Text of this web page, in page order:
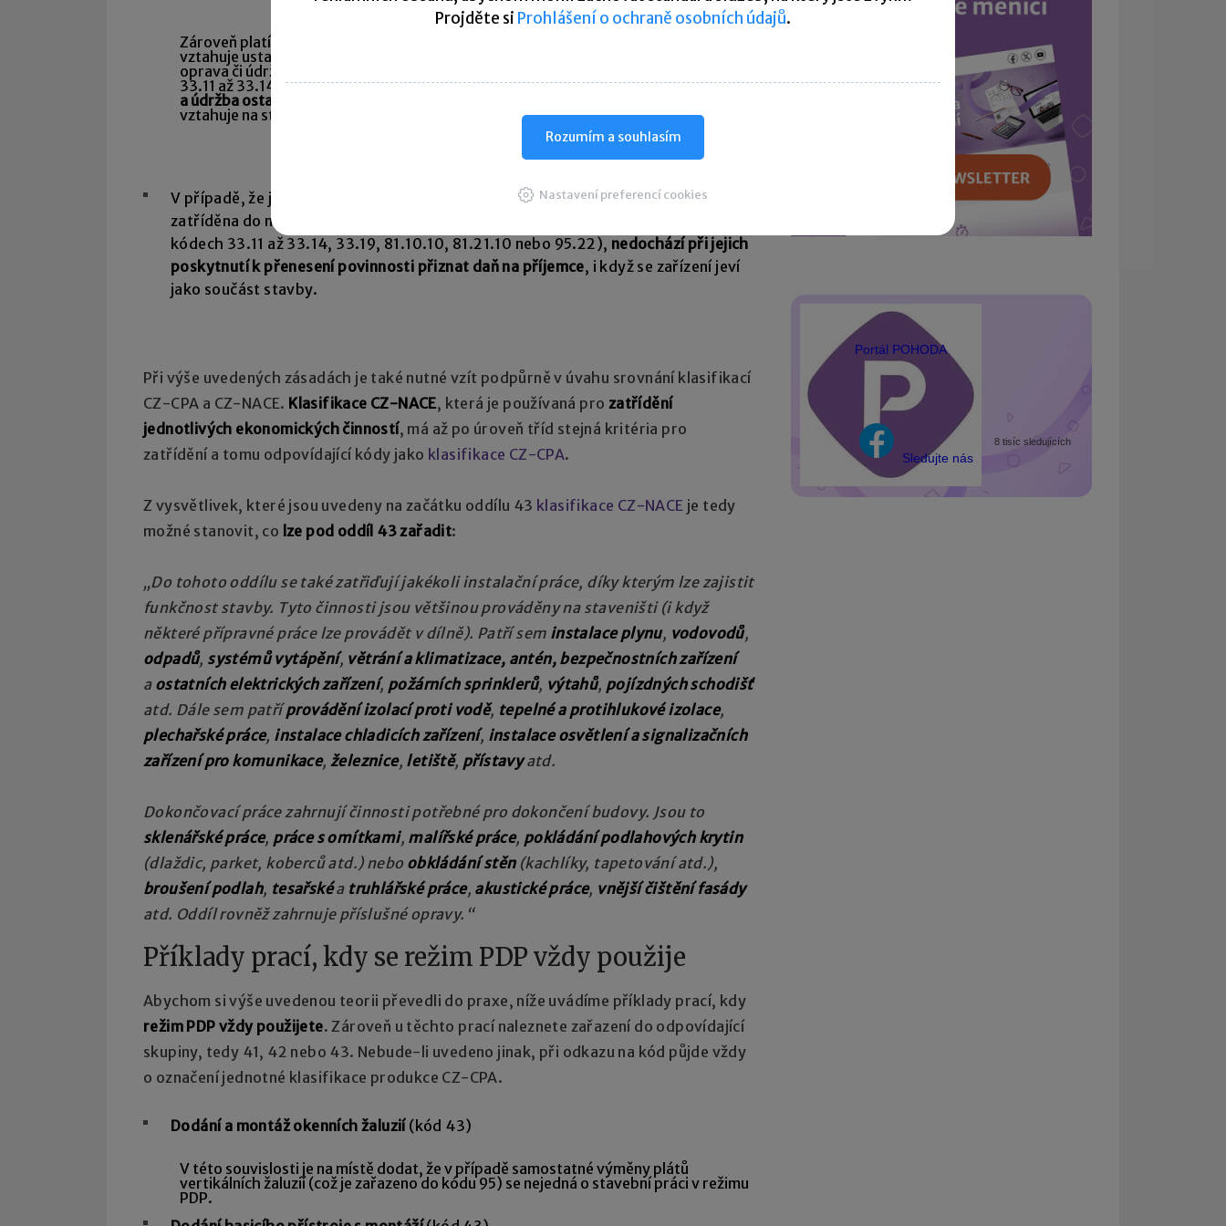
Zároveň platí, že za stavební a montážní se považují takové činnosti, na které se
vztahuje ustanovení § 92e
oprava či údržba není uvedena v jiných kódech CZ-CPA, obzvláště v některé ze tříd
33.11 až 33.14, 33.19 a 95.22. Také je na místě zmínit kód činnosti33.12.19 – Opravy
a údržba ostatních všestranně použitelných strojů a zařízení j. n.
vztahuje na stroje a zařízení uvedené pod kódem 28.29.
V případě, že je oprava nebo údržba zařízení pevně připojeného ke stavbě
zatříděna do některého
kódech 33.11 až 33.14, 33.19, 81.10.10, 81.21.10 nebo 95.22), nedochází při jejich
poskytnutí k přenesení povinnosti přiznat daň na příjemce, i když se zařízení jeví
jako součást stavby.
Při výše uvedených zásadách je také nutné vzít podpůrně v úvahu srovnání klasifikací
CZ-CPA a CZ-NACE. Klasifikace CZ-NACE, která je používaná pro zatřídění
jednotlivých ekonomických činností, má až po úroveň tříd stejná kritéria pro
zatřídění a tomu odpovídající kódy jako klasifikace CZ-CPA.
Z vysvětlivek, které jsou uvedeny na začátku oddílu 43 klasifikace CZ-NACE je tedy
možné stanovit, co lze pod oddíl 43 zařadit:
„Do tohoto oddílu se také zatřiďují jakékoli instalační práce, díky kterým lze zajistit
funkčnost stavby. Tyto činnosti jsou většinou prováděny na staveništi (i když
některé přípravné práce lze provádět v dílně). Patří sem instalace plynu, vodovodů,
odpadů, systémů vytápění, větrání a klimatizace, antén, bezpečnostních zařízení
a ostatních elektrických zařízení, požárních sprinklerů, výtahů, pojízdných schodišť
atd. Dále sem patříprovádění izolací proti vodě, tepelné a protihlukové izolace,
plechařské práce, instalace chladicích zařízení, instalace osvětlení a signalizačních
zařízení pro komunikace, železnice, letiště, přístavyatd.
Dokončovací práce zahrnují činnosti potřebné pro dokončení budovy. Jsou to
sklenářské práce, práce s omítkami, malířské práce, pokládání podlahových krytin
(dlaždic, parket, koberců atd.) nebo obkládání stěn(kachlíky, tapetování atd.),
broušení podlah, tesařskéa truhlářské práce, akustické práce, vnější čištění fasády
atd. Oddíl rovněž zahrnuje příslušné opravy.“
Příklady prací, kdy se režim PDP vždy použije
Abychom si výše uvedenou teorii převedli do praxe, níže uvádíme příklady prací, kdy
režim PDP vždy použijete. Zároveň u těchto prací naleznete zařazení do odpovídající
skupiny, tedy 41, 42 nebo 43. Nebude-li uvedeno jinak, při odkazu na kód půjde vždy
o označení jednotné klasifikace produkce CZ-CPA.
Dodání a montáž okenních žaluzií(kód 43)
V této souvislosti je na místě dodat, že v případě samostatné výměny plátů
vertikálních žaluzií (což je zařazeno do kódu 95) se nejedná o stavební práci v režimu
PDP.
Portál POHODA
Sledujte nás
8 tisíc sledujících
Projděte si Prohlášení o ochraně osobních údajů.
Rozumím a souhlasím
Nastavení preferencí cookies